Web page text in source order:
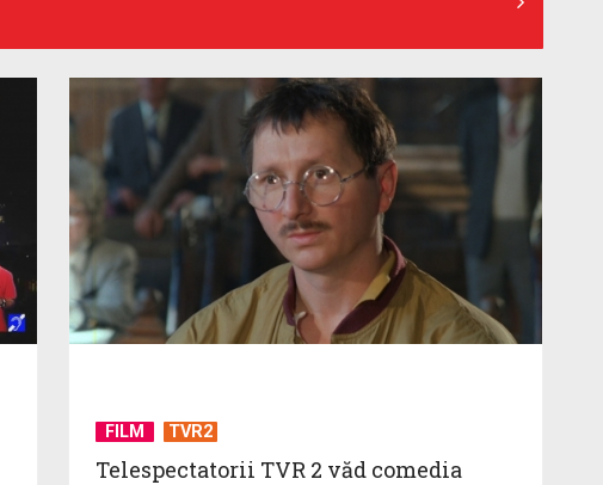
în Capitală
România, pe primul loc în
clasamentul mondial al consumului
de alcool, ...
Criză acută în sistemul public:
Grevă generală în sute de spitale și
deblocate
FILM TVR2
Telespectatorii TVR 2 văd comedia